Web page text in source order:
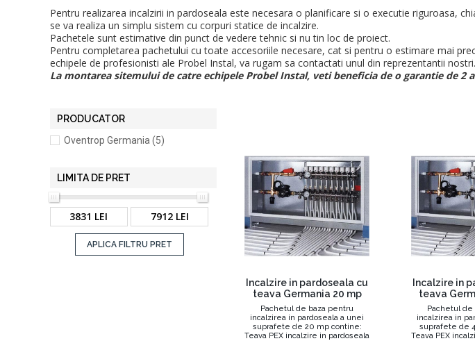
Pentru realizarea incalzirii in pardoseala este necesara o planificare si o executie riguroasa,
se va realiza un simplu sistem cu corpuri statice de incalzire.
Pachetele sunt estimative din punct de vedere tehnic si nu tin loc de proiect.
Pentru completarea pachetului cu toate accesoriile necesare, cat si pentru o estimare mai
echipele de profesionisti ale Probel Instal, va rugam sa contactati unul din reprezentantii nostri.
La montarea sitemului de catre echipele Probel Instal, veti beneficia de o garantie de 2
PRODUCATOR
Oventrop Germania (5)
LIMITA DE PRET
3831 LEI 7912 LEI
APLICA FILTRU PRET
Incalzire in pardoseala cu
teava Germania 20 mp
Pachetul de baza pentru
incalzirea in pardoseala a unei
suprafete de 20 mp contine:
Teava PEX incalzire in pardoseala
Incalzire in
teava
Pachetul
incalzirea in
suprafete de
Teava PEX